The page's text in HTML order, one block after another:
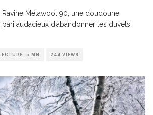
Metawool 90, une doudoune
audacieux d’abandonner les duvets
5 MN 244 VIEWS